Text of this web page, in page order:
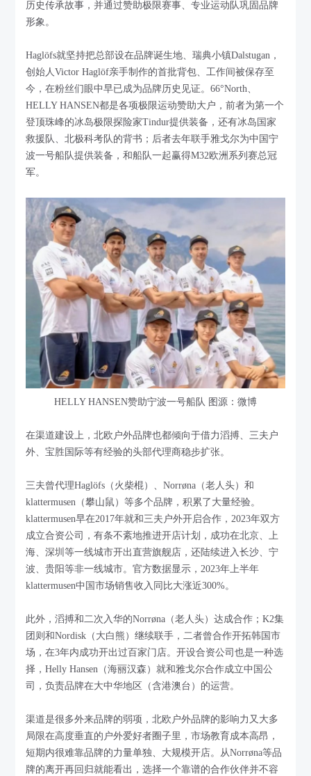
历史传承故事，并通过赞助极限赛事、专业运动队巩固品牌
形象。
Haglöfs就坚持把总部设在品牌诞生地、瑞典小镇Dalstugan，
创始人Victor Haglöf亲手制作的首批背包、工作间被保存至
今，在粉丝们眼中早已成为品牌历史见证。66°North、
HELLY HANSEN都是各项极限运动赞助大户，前者为第一个
登顶珠峰的冰岛极限探险家Tindur提供装备，还有冰岛国家
救援队、北极科考队的背书；后者去年联手雅戈尔为中国宁
波一号船队提供装备，和船队一起赢得M32欧洲系列赛总冠
军。
HELLY HANSEN赞助宁波一号船队 图源：微博
在渠道建设上，北欧户外品牌也都倾向于借力滔搏、三夫户
外、宝胜国际等有经验的头部代理商稳步扩张。
三夫曾代理Haglöfs（火柴棍）、Norrøna（老人头）和
klattermusen（攀山鼠）等多个品牌，积累了大量经验。
klattermusen早在2017年就和三夫户外开启合作，2023年双方
成立合资公司，有条不紊地推进开店计划，成功在北京、上
海、深圳等一线城市开出直营旗舰店，还陆续进入长沙、宁
波、贵阳等非一线城市。官方数据显示，2023年上半年
klattermusen中国市场销售收入同比大涨近300%。
此外，滔搏和二次入华的Norrøna（老人头）达成合作；K2集
团则和Nordisk（大白熊）继续联手，二者曾合作开拓韩国市
场，在3年内成功开出过百家门店。开设合资公司也是一种选
择，Helly Hansen（海丽汉森）就和雅戈尔合作成立中国公
司，负责品牌在大中华地区（含港澳台）的运营。
渠道是很多外来品牌的弱项，北欧户外品牌的影响力又大多
局限在高度垂直的户外爱好者圈子里，市场教育成本高昂，
短期内很难靠品牌的力量单独、大规模开店。从Norrøna等品
牌的离开再回归就能看出，选择一个靠谱的合作伙伴并不容